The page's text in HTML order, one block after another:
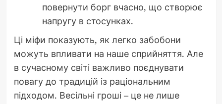
повернути борг вчасно, що створює
напругу в стосунках.
Ці міфи показують, як легко забобони
можуть впливати на наше сприйняття. Але
в сучасному світі важливо поєднувати
повагу до традицій із раціональним
підходом. Весільні гроші – це не лише